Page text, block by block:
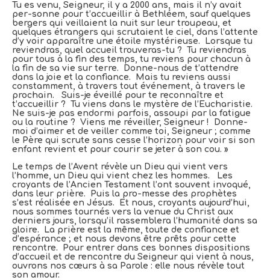
Tu es venu, Seigneur, il y a 2000 ans, mais il n’y avait
per-sonne pour t’accueillir à Bethléem, sauf quelques
bergers qui veillaient la nuit sur leur troupeau, et
quelques étrangers qui scrutaient le ciel, dans l’attente
d’y voir apparaître une étoile mystérieuse. Lorsque tu
reviendras, quel accueil trouveras-tu ? Tu reviendras
pour tous à la fin des temps, tu reviens pour chacun à
la fin de sa vie sur terre. Donne-nous de t’attendre
dans la joie et la confiance. Mais tu reviens aussi
constamment, à travers tout événement, à travers le
prochain. Suis-je éveillé pour te reconnaître et
t’accueillir ? Tu viens dans le mystère de l’Eucharistie.
Ne suis-je pas endormi parfois, assoupi par la fatigue
ou la routine ? Viens me réveiller, Seigneur ! Donne-
moi d’aimer et de veiller comme toi, Seigneur ; comme
le Père qui scrute sans cesse l’horizon pour voir si son
enfant revient et pour courir se jeter à son cou. »
Le temps de l’Avent révèle un Dieu qui vient vers
l’homme, un Dieu qui vient chez les hommes. Les
croyants de l’Ancien Testament l’ont souvent invoqué,
dans leur prière. Puis la pro-messe des prophètes
s’est réalisée en Jésus. Et nous, croyants aujourd’hui,
nous sommes tournés vers la venue du Christ aux
derniers jours, lorsqu’il rassemblera l’humanité dans sa
gloire. La prière est la même, toute de confiance et
d’espérance ; et nous devons être prêts pour cette
rencontre. Pour entrer dans ces bonnes dispositions
d’accueil et de rencontre du Seigneur qui vient à nous,
ouvrons nos cœurs à sa Parole : elle nous révèle tout
son amour.